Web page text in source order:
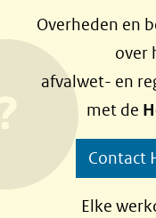
l
e
n
o
p
F
l
e
n
o
p
L
Overheden en
over
afvalwet- en
met de
Contact
Elke